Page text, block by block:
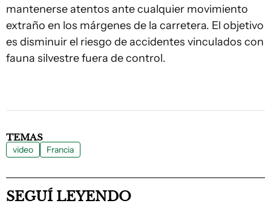
mantenerse atentos ante cualquier movimiento
extraño en los márgenes de la carretera. El objetivo
es disminuir el riesgo de accidentes vinculados con
fauna silvestre fuera de control.
TEMAS
video Francia
SEGUÍ LEYENDO